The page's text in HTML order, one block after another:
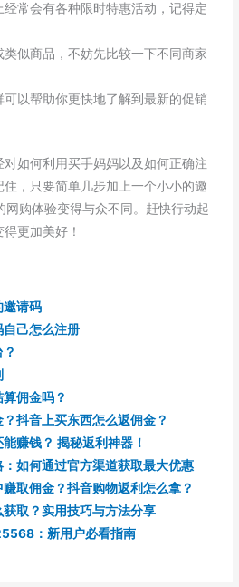
经常会有各种限时特惠活动，记得定
类似商品，不妨先比较一下不同商家
可以帮助你更快地了解到最新的促销
如何利用买手妈妈以及如何正确注
，只要简单几步加上一个小小的邀
购体验变得与众不同。赶快行动起
更加美好！
邀请码
己怎么注册
佣金吗？
抖音上买东西怎么返佣金？
赚钱？ 揭秘返利神器！
如何通过官方渠道获取最大优惠
取佣金？抖音购物返利怎么拿？
取？实用技巧与方法分享
：新用户必看指南